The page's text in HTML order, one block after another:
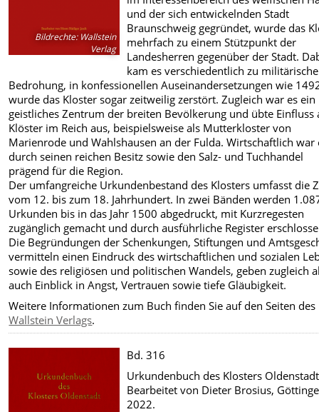
Bildrechte:Wallstein
Verlag
und der sich entwickelnden Stadt
Braunschweig gegründet, wurde das
mehrfach zu einem Stützpunkt der
Landesherren gegenüber der Stadt.
kam es verschiedentlich zu
Bedrohung, in konfessionellen Auseinandersetzungen wie
wurde das Kloster sogar zeitweilig zerstört. Zugleich war es ein
geistliches Zentrum der breiten Bevölkerung und übte Einfluss
Klöster im Reich aus, beispielsweise als Mutterkloster von
Marienrode und Wahlshausen an der Fulda. Wirtschaftlich war
durch seinen reichen Besitz sowie den Salz- und Tuchhandel
prägend für die Region.
Der umfangreiche Urkundenbestand des Klosters umfasst die
vom 12. bis zum 18. Jahrhundert. In zwei Bänden werden
Urkunden bis in das Jahr 1500 abgedruckt, mit Kurzregesten
zugänglich gemacht und durch ausführliche Register
Die Begründungen der Schenkungen, Stiftungen und
vermitteln einen Eindruck des wirtschaftlichen und sozialen
sowie des religiösen und politischen Wandels, geben zugleich
auch Einblick in Angst, Vertrauen sowie tiefe Gläubigkeit.
Weitere Informationen zum Buch finden Sie auf den Seiten des
Wallstein Verlags.
Bd. 316
Urkundenbuch des Klosters
Bearbeitet von Dieter Brosius,
2022.